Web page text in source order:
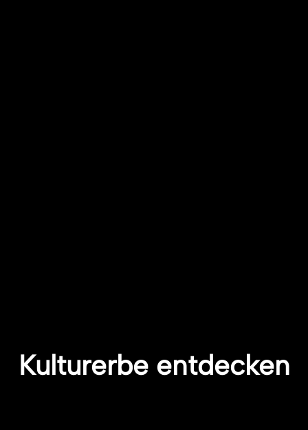
Kulturerbe entdecken